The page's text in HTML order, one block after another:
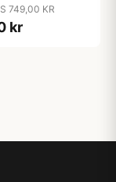
749,00 KR
kr